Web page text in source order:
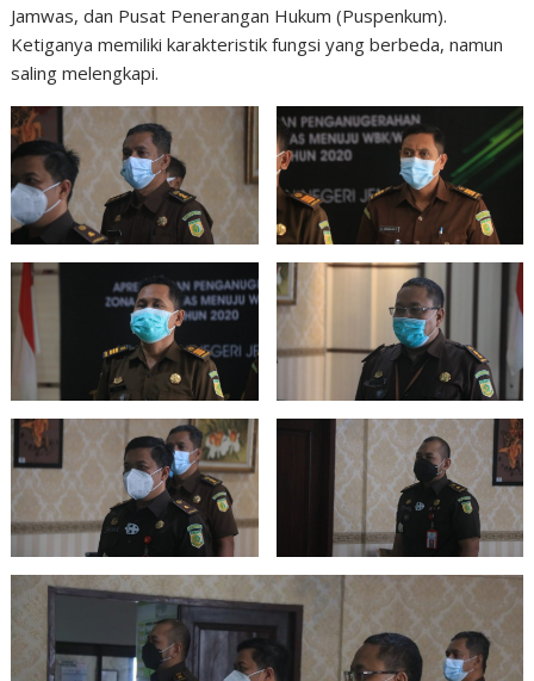
Jamwas, dan Pusat Penerangan Hukum (Puspenkum).
Ketiganya memiliki karakteristik fungsi yang berbeda, namun
saling melengkapi.